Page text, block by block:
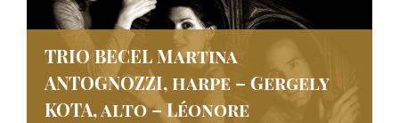
TRIO BECEL Martina
ANTOGNOZZI, harpe – Gergely
KOTA, alto – Léonore